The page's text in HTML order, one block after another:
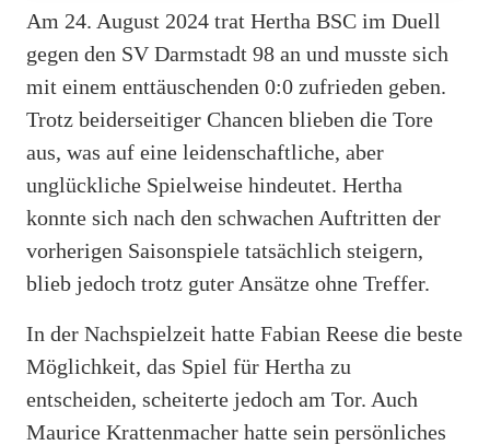
Am 24. August 2024 trat Hertha BSC im Duell
gegen den SV Darmstadt 98 an und musste sich
mit einem enttäuschenden 0:0 zufrieden geben.
Trotz beiderseitiger Chancen blieben die Tore
aus, was auf eine leidenschaftliche, aber
unglückliche Spielweise hindeutet. Hertha
konnte sich nach den schwachen Auftritten der
vorherigen Saisonspiele tatsächlich steigern,
blieb jedoch trotz guter Ansätze ohne Treffer.
In der Nachspielzeit hatte Fabian Reese die beste
Möglichkeit, das Spiel für Hertha zu
entscheiden, scheiterte jedoch am Tor. Auch
Maurice Krattenmacher hatte sein persönliches